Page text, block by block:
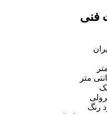
فنی
ایران
رولی
رنگ